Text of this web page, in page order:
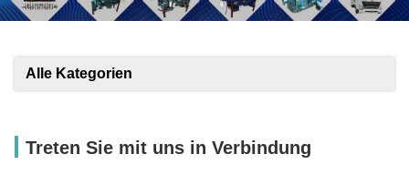
Alle Kategorien
Treten Sie mit uns in Verbindung